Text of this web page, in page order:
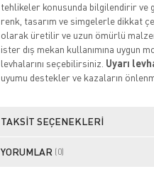
tehlikeler konusunda bilgilendirir ve
renk, tasarım ve simgelerle dikkat
olarak üretilir ve uzun ömürlü
ister dış mekan kullanımına uygun
levhalarını seçebilirsiniz. Uyarı
uyumu destekler ve kazaların
TAKSIT SEÇENEKLERI
YORUMLAR (0)